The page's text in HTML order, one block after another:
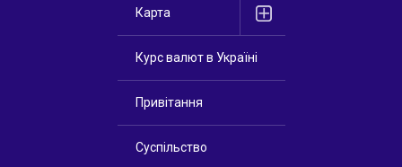
Карта
Курс валют в Україні
Привітання
Суспільство